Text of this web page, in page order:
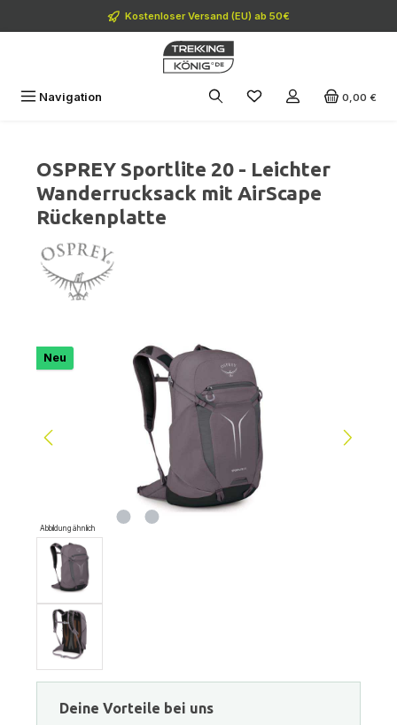
Zum Hauptinhalt springenKostenloser Versand (EU) ab 50€
Navigation 0,00 €
OSPREY Sportlite 20 - Leichter
Wanderrucksack mit AirScape
Rückenplatte
Bildergalerie überspringen
Neu
Abbildung ähnlich
Deine Vorteile bei uns